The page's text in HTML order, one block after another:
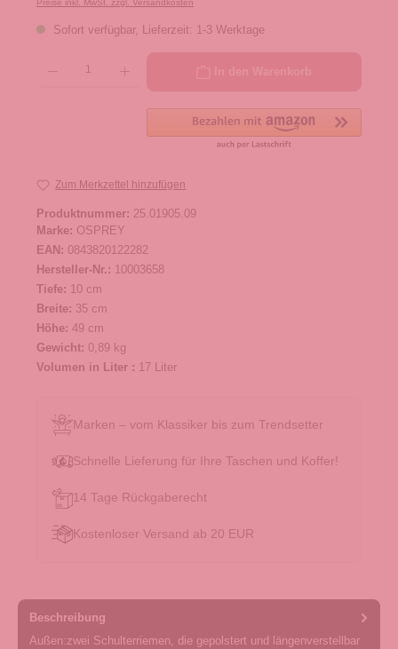
Preise inkl. MwSt. zzgl. Versandkosten
Sofort verfügbar, Lieferzeit: 1-3 Werktage
Zum Merkzettel hinzufügen
Produktnummer: 25.01905.09
Marke: OSPREY
EAN: 0843820122282
Hersteller-Nr.: 10003658
Tiefe: 10 cm
Breite: 35 cm
Höhe: 49 cm
Gewicht: 0,89 kg
Volumen in Liter : 17 Liter
Marken – vom Klassiker bis zum Trendsetter
Schnelle Lieferung für Ihre Taschen und Koffer!
14 Tage Rückgaberecht
Kostenloser Versand ab 20 EUR
Beschreibung
Außen:zwei Schulterriemen, die gepolstert und längenverstellbar